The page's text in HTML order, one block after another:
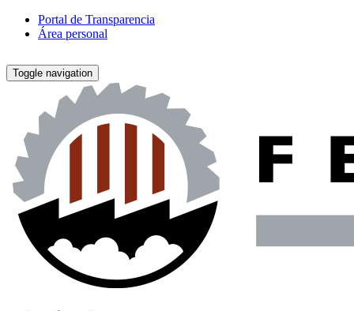
Portal de Transparencia
Área personal
Toggle navigation